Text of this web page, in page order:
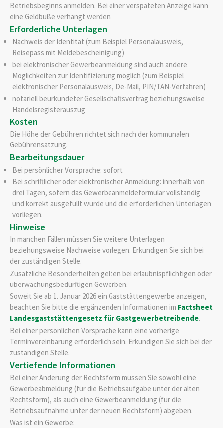
Betriebsbeginns anmelden. Bei einer verspäteten Anzeige kann
eine Geldbuße verhängt werden.
Erforderliche Unterlagen
Nachweis der Identität (zum Beispiel Personalausweis,
Reisepass mit Meldebescheinigung)
bei elektronischer Gewerbeanmeldung sind auch andere
Möglichkeiten zur Identifizierung möglich (zum Beispiel
elektronischer Personalausweis, De-Mail, PIN/TAN-Verfahren)
notariell beurkundeter Gesellschaftsvertrag beziehungsweise
Handelsregisterauszug
Kosten
Die Höhe der Gebühren richtet sich nach der kommunalen
Gebührensatzung.
Bearbeitungsdauer
Bei persönlicher Vorsprache: sofort
Bei schriftlicher oder elektronischer Anmeldung: innerhalb von
drei Tagen, sofern das Gewerbeanmeldeformular vollständig
und korrekt ausgefüllt wurde und die erforderlichen Unterlagen
vorliegen.
Hinweise
In manchen Fällen müssen Sie weitere Unterlagen
beziehungsweise Nachweise vorlegen. Erkundigen Sie sich bei
der zuständigen Stelle.
Zusätzliche Besonderheiten gelten bei erlaubnispflichtigen oder
überwachungsbedürftigen Gewerben.
Soweit Sie ab 1. Januar 2026 ein Gaststättengewerbe anzeigen,
beachten Sie bitte die ergänzenden Informationen im Factsheet
Landesgaststättengesetz für Gastgewerbetreibende.
Bei einer persönlichen Vorsprache kann eine vorherige
Terminvereinbarung erforderlich sein. Erkundigen Sie sich bei der
zuständigen Stelle.
Vertiefende Informationen
Bei einer Änderung der Rechtsform müssen Sie sowohl eine
Gewerbeabmeldung (für die Betriebsaufgabe unter der alten
Rechtsform), als auch eine Gewerbeanmeldung (für die
Betriebsaufnahme unter der neuen Rechtsform) abgeben.
Was ist ein Gewerbe: